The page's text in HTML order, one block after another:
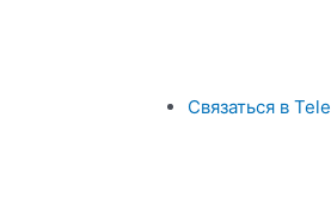
Связаться в